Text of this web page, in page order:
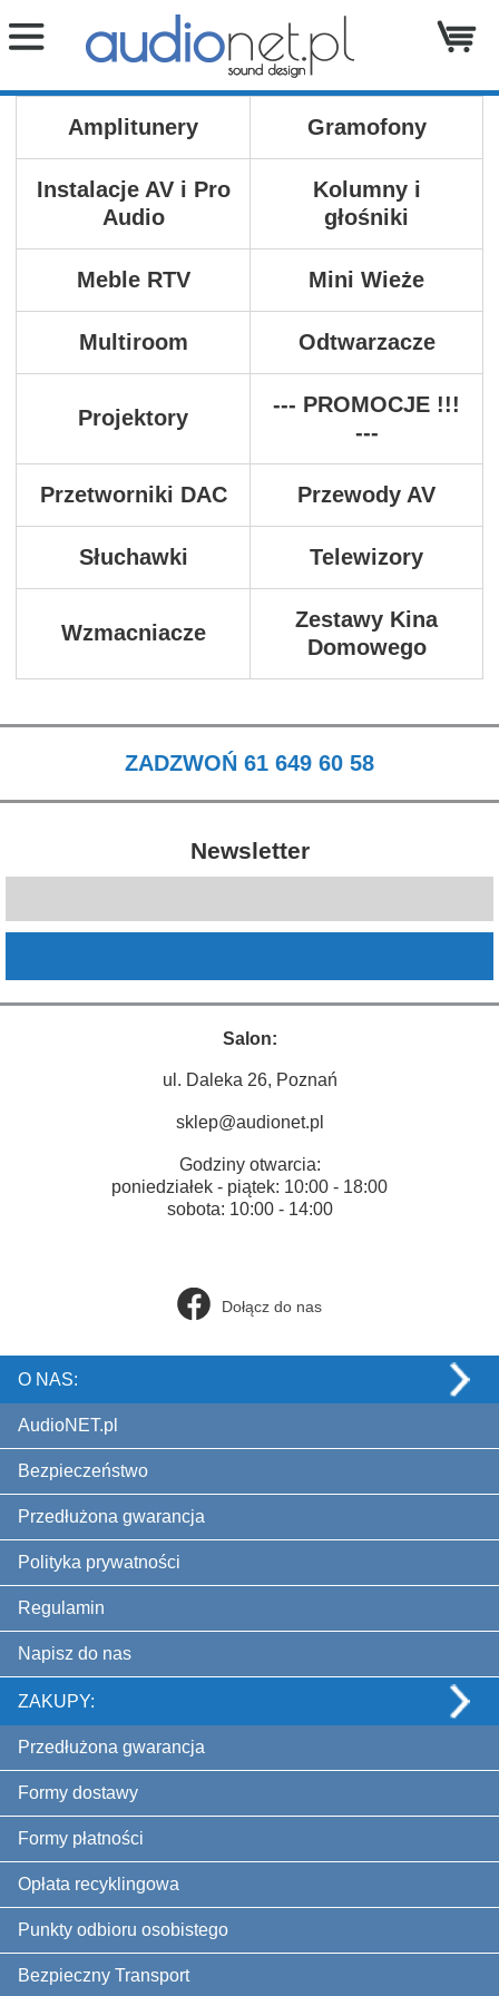
Amplitunery Gramofony
Instalacje AV i Pro
Audio
Kolumny i
głośniki
Meble RTV Mini Wieże
Multiroom Odtwarzacze
Projektory
--- PROMOCJE !!!
---
Przetworniki DAC Przewody AV
Słuchawki Telewizory
Wzmacniacze
Zestawy Kina
Domowego
ZADZWOŃ 61 649 60 58
Newsletter
Salon:
ul. Daleka 26, Poznań
sklep@audionet.pl
Godziny otwarcia:
poniedziałek - piątek: 10:00 - 18:00
sobota: 10:00 - 14:00
Dołącz do nas
O NAS:
AudioNET.pl
Bezpieczeństwo
Przedłużona gwarancja
Polityka prywatności
Regulamin
Napisz do nas
ZAKUPY:
Przedłużona gwarancja
Formy dostawy
Formy płatności
Opłata recyklingowa
Punkty odbioru osobistego
Bezpieczny Transport